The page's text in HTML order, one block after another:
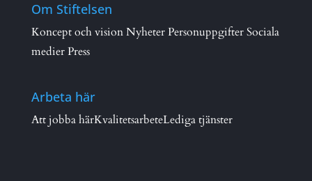
Om Stiftelsen
Koncept och visionNyheterPersonuppgifterSociala
medierPress
Arbeta här
Att jobba härKvalitetsarbeteLediga tjänster